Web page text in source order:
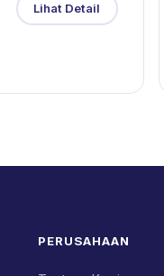
Lihat Detail
PERUSAHAAN